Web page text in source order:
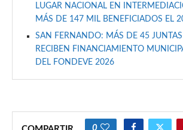
LUGAR NACIONAL EN
MÁS DE 147 MIL BENEFICIADOS EL
SAN FERNANDO: MÁS DE 45
RECIBEN FINANCIAMIENTO
DEL FONDEVE 2026
0